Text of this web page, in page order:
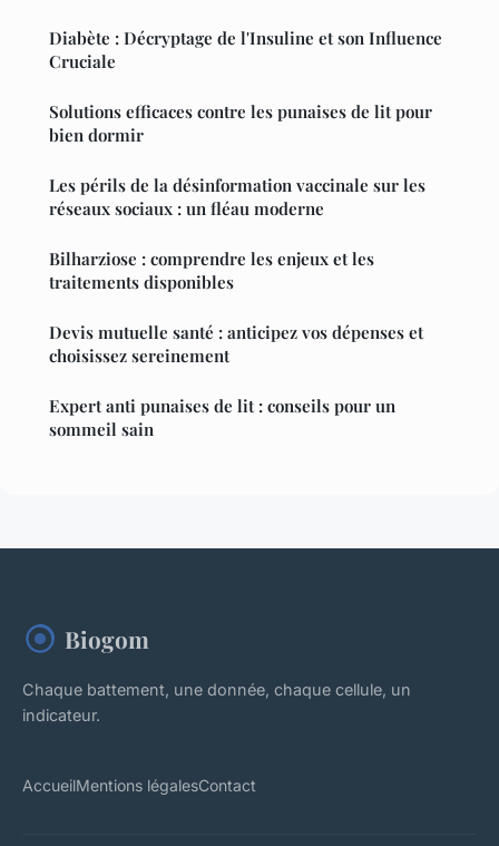
Diabète : Décryptage de l'Insuline et son Influence
Cruciale
Solutions efficaces contre les punaises de lit pour
bien dormir
Les périls de la désinformation vaccinale sur les
réseaux sociaux : un fléau moderne
Bilharziose : comprendre les enjeux et les
traitements disponibles
Devis mutuelle santé : anticipez vos dépenses et
choisissez sereinement
Expert anti punaises de lit : conseils pour un
sommeil sain
Biogom
Chaque battement, une donnée, chaque cellule, un
indicateur.
AccueilMentions légalesContact